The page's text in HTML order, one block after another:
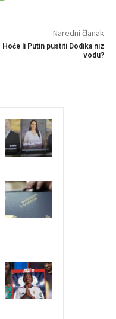
Naredni članak
Hoće li Putin pustiti Dodika niz
vodu?